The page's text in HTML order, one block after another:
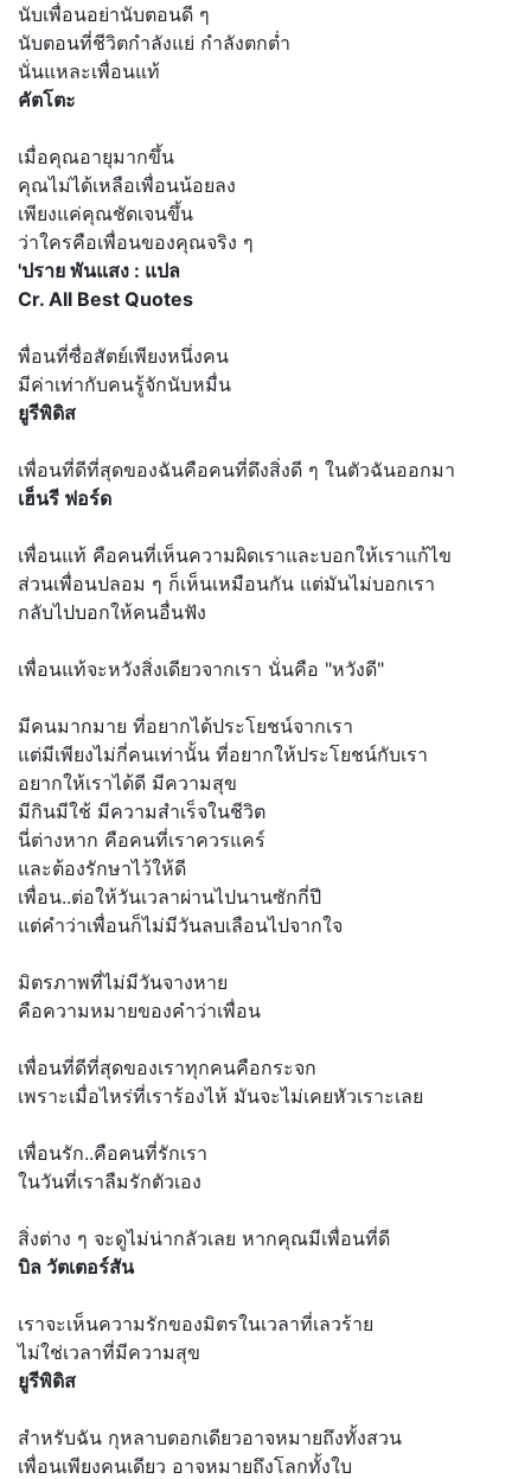
นับเพื่อนอย่านับตอนดี ๆ
นับตอนที่ชีวิตกำลังแย่ กำลังตกต่ำ
นั่นแหละเพื่อนแท้
คัตโตะ
เมื่อคุณอายุมากขึ้น
คุณไม่ได้เหลือเพื่อนน้อยลง
เพียงแค่คุณชัดเจนขึ้น
ว่าใครคือเพื่อนของคุณจริง ๆ
'ปราย พันแสง : แปล
Cr. All Best Quotes
พื่อนที่ซื่อสัตย์เพียงหนึ่งคน
มีค่าเท่ากับคนรู้จักนับหมื่น
ยูรีพิดิส
เพื่อนที่ดีที่สุดของฉันคือคนที่ดึงสิ่งดี ๆ ในตัวฉันออกมา
เฮ็นรี ฟอร์ด
เพื่อนแท้ คือคนที่เห็นความผิดเราและบอกให้เราแก้ไข
ส่วนเพื่อนปลอม ๆ ก็เห็นเหมือนกัน แต่มันไม่บอกเรา
กลับไปบอกให้คนอื่นฟัง
เพื่อนแท้จะหวังสิ่งเดียวจากเรา นั่นคือ "หวังดี"
มีคนมากมาย ที่อยากได้ประโยชน์จากเรา
แต่มีเพียงไม่กี่คนเท่านั้น ที่อยากให้ประโยชน์กับเรา
อยากให้เราได้ดี มีความสุข
มีกินมีใช้ มีความสำเร็จในชีวิต
นี่ต่างหาก คือคนที่เราควรแคร์
และต้องรักษาไว้ให้ดี
เพื่อน..ต่อให้วันเวลาผ่านไปนานซักกี่ปี
แต่คำว่าเพื่อนก็ไม่มีวันลบเลือนไปจากใจ
มิตรภาพที่ไม่มีวันจางหาย
คือความหมายของคำว่าเพื่อน
เพื่อนที่ดีที่สุดของเราทุกคนคือกระจก
เพราะเมื่อไหร่ที่เราร้องไห้ มันจะไม่เคยหัวเราะเลย
เพื่อนรัก..คือคนที่รักเรา
ในวันที่เราลืมรักตัวเอง
สิ่งต่าง ๆ จะดูไม่น่ากลัวเลย หากคุณมีเพื่อนที่ดี
บิล วัตเตอร์สัน
เราจะเห็นความรักของมิตรในเวลาที่เลวร้าย
ไม่ใช่เวลาที่มีความสุข
ยูรีพิดิส
สำหรับฉัน กุหลาบดอกเดียวอาจหมายถึงทั้งสวน
เพื่อนเพียงคนเดียว อาจหมายถึงโลกทั้งใบ